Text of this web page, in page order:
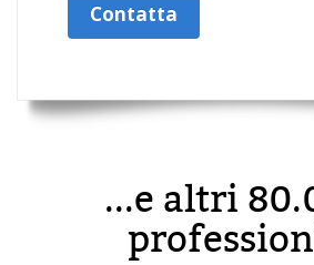
Contatta
...e altri